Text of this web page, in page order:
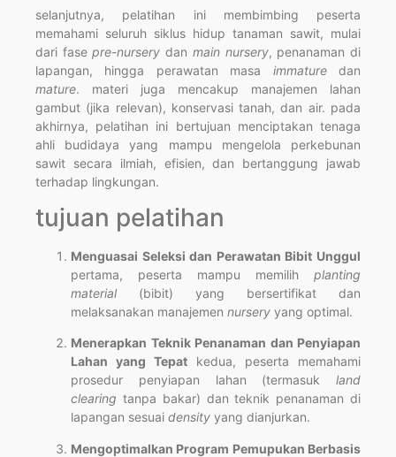
selanjutnya, pelatihan ini membimbing peserta
memahami seluruh siklus hidup tanaman sawit, mulai
dari fasepre-nursery dan main nursery, penanaman di
lapangan, hingga perawatan masa immaturedan
mature. materi juga mencakup manajemen lahan
gambut (jika relevan), konservasi tanah, dan air. pada
akhirnya, pelatihan ini bertujuan menciptakan tenaga
ahli budidaya yang mampu mengelola perkebunan
sawit secara ilmiah, efisien, dan bertanggung jawab
terhadap lingkungan.
tujuan pelatihan
Menguasai Seleksi dan Perawatan Bibit Unggul
pertama, peserta mampu memilih planting
material(bibit) yang bersertifikat dan
melaksanakan manajemen nursery yang optimal.
Menerapkan Teknik Penanaman dan Penyiapan
Lahan yang Tepat kedua, peserta memahami
prosedur penyiapan lahan (termasuk land
clearing tanpa bakar) dan teknik penanaman di
lapangan sesuai density yang dianjurkan.
Mengoptimalkan Program Pemupukan Berbasis